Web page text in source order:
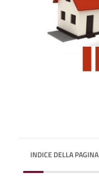
INDICE DELLA PAGINA